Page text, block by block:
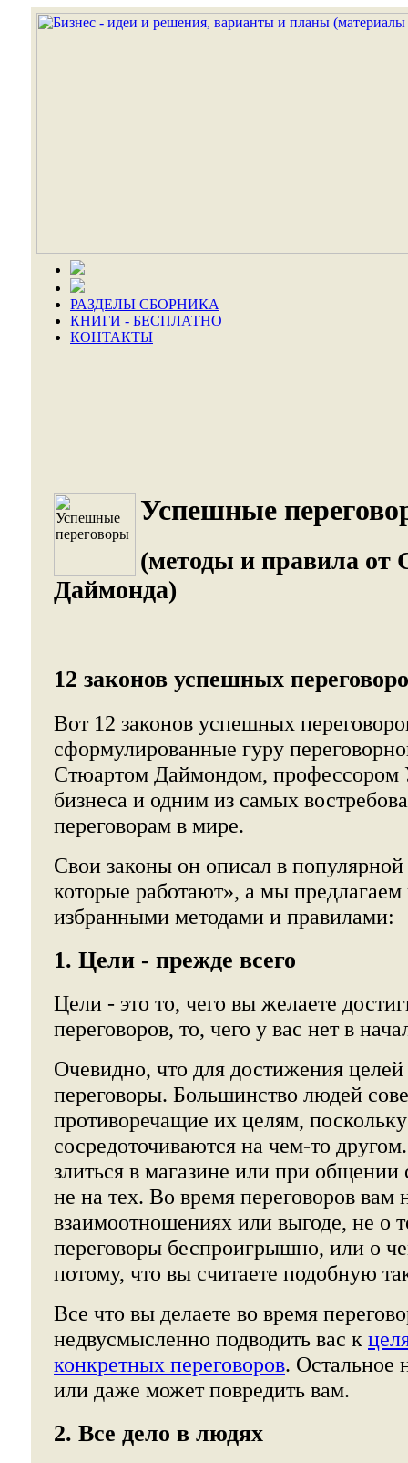
РАЗДЕЛЫ СБОРНИКА
КНИГИ - БЕСПЛАТНО
КОНТАКТЫ
Успешные
(методы и правила от
Даймонда)
12 законов успешных
Вот 12 законов успешных
сформулированные гуру
Стюартом Даймондом, профессором
бизнеса и одним из самых
переговорам в мире.
Свои законы он описал в популярной
которые работают», а мы предлагаем
избранными методами и правилами:
1. Цели - прежде всего
Цели - это то, чего вы желаете
переговоров, то, чего у вас нет в
Очевидно, что для достижения
переговоры. Большинство людей
противоречащие их целям,
сосредоточиваются на чем-то
злиться в магазине или при общении
не на тех. Во время переговоров вам
взаимоотношениях или выгоде, не о
переговоры беспроигрышно, или о
потому, что вы считаете подобную
Все что вы делаете во время
недвусмысленно подводить вас к
конкретных переговоров. Остальное
или даже может повредить вам.
2. Все дело в людях